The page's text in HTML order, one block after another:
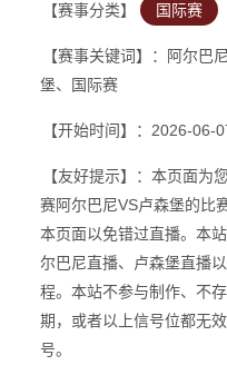
【赛事分类】 国际赛
【赛事关键词】：阿尔巴
堡、国际赛
【开始时间】：2026-06-
【友好提示】：本页面
赛阿尔巴尼VS卢森堡的比
本页面以免错过直播。本
尔巴尼直播、卢森堡直播
程。本站不参与制作、不
期，或者以上信号位都无
号。